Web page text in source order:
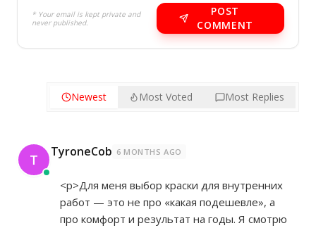
* Your email is kept private and
never published.
POST
COMMENT
Newest Most Voted Most Replies
T TyroneCob 6 MONTHS AGO
<p>Для меня выбор краски для внутренних
работ — это не про «какая подешевле», а
про комфорт и результат на годы. Я смотрю